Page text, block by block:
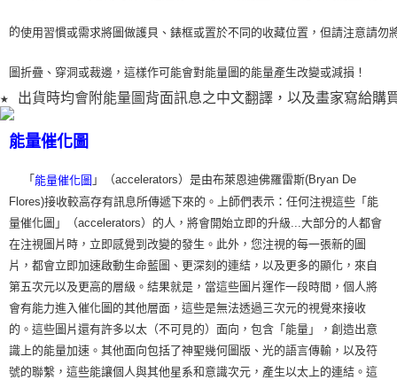
的使用習慣或需求將圖做護貝、錶框或置於不同的收藏位置，但請注意請勿
圖折疊、穿洞或裁邊，這樣作可能會對能量圖的能量產生改變或減損！
★ 出貨時均會附能量圖背面訊息之中文翻譯，以及畫家寫給購
能量催化圖
「 能量催化圖 」（accelerators）是由布萊恩迪佛羅雷斯(Bryan De
Flores)接收較高存有訊息所傳遞下來的。上師們表示：任何注視這些「能
量催化圖」（accelerators）的人，將會開始立即的升級...大部分的人都會
在注視圖片時，立即感覺到改變的發生。此外，您注視的每一張新的圖
片，都會立即加速啟動生命藍圖、更深刻的連結，以及更多的顯化，來自
第五次元以及更高的層級。結果就是，當這些圖片運作一段時間，個人將
會有能力進入催化圖的其他層面，這些是無法透過三次元的視覺來接收
的。這些圖片還有許多以太（不可見的）面向，包含「能量」，創造出意
識上的能量加速。其他面向包括了神聖幾何圖版、光的語言傳輸，以及符
號的聯繫，這些能讓個人與其他星系和意識次元，產生以太上的連結。這